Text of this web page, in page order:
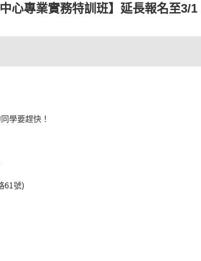
心專業實務特訓班】延長報名至3/1
學要趕快！
61號)